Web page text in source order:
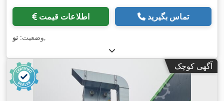
اطلاعات قیمت تماس بگیرید
وضعیت: نو ,
آگهی کوچک